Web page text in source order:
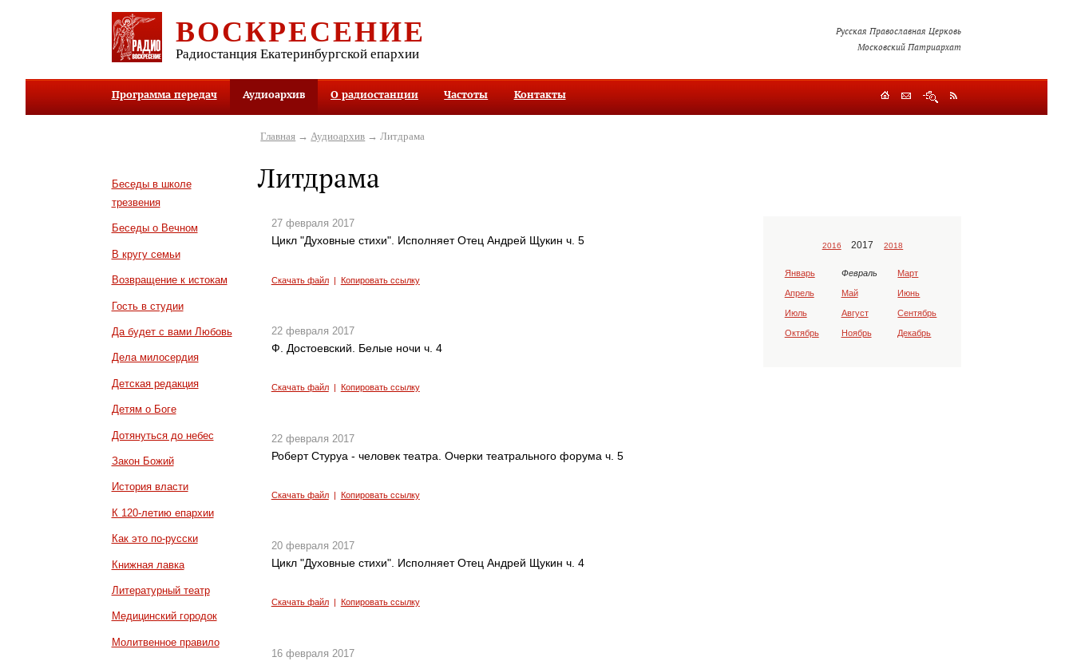
ВОСКРЕСЕНИЕ
Радиостанция Екатеринбургской епархии
Русская Православная Церковь
Московский Патриархат
Программа передач Аудиоархив О радиостанции Частоты Контакты
Беседы в школе
трезвения
Беседы о Вечном
В кругу семьи
Возвращение к истокам
Гость в студии
Да будет с вами Любовь
Дела милосердия
Детская редакция
Детям о Боге
Дотянуться до небес
Закон Божий
История власти
К 120-летию епархии
Как это по-русски
Книжная лавка
Литературный театр
Медицинский городок
Молитвенное правило
Главная → Аудиоархив → Литдрама
Литдрама
27 февраля 2017
Цикл "Духовные стихи". Исполняет Отец Андрей Щукин ч. 5
Скачать файл| Копировать ссылку
22 февраля 2017
Ф. Достоевский. Белые ночи ч. 4
Скачать файл| Копировать ссылку
22 февраля 2017
Роберт Стуруа - человек театра. Очерки театрального форума ч. 5
Скачать файл| Копировать ссылку
20 февраля 2017
Цикл "Духовные стихи". Исполняет Отец Андрей Щукин ч. 4
Скачать файл| Копировать ссылку
16 февраля 2017
2016 2017 2018
Январь Февраль Март
Апрель Май Июнь
Июль Август Сентябрь
Октябрь Ноябрь Декабрь